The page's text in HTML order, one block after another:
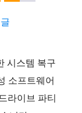
시스템 복구
소프트웨어
라이브 파티